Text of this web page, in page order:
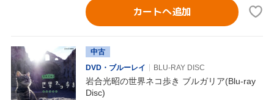
カートへ追加
中古
DVD・ブルーレイ
BLU-RAY DISC
岩合光昭の世界ネコ歩き ブルガリア(Blu-ray
Disc)